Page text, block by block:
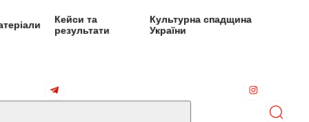
Кейси та
результати
Культурна спадщина
України